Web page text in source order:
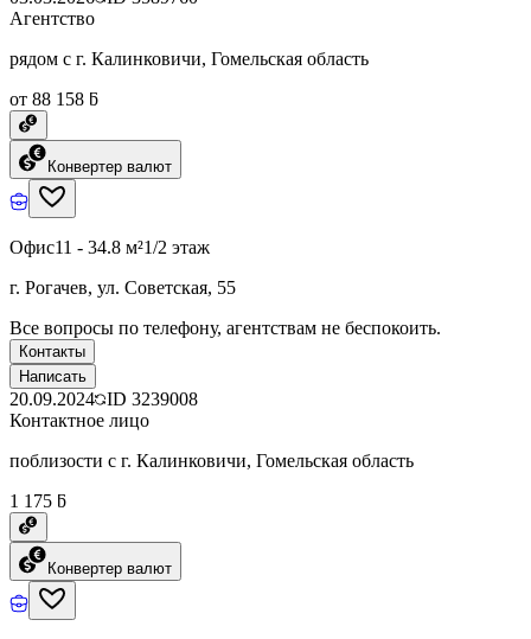
Агентство
рядом с г. Калинковичи, Гомельская область
от 88 158 ƃ
Конвертер валют
Офис11 - 34.8 м²1/2 этаж
г. Рогачев, ул. Советская, 55
Все вопросы по телефону, агентствам не беспокоить.
Контакты
Написать
20.09.2024 ID 3239008
Контактное лицо
поблизости с г. Калинковичи, Гомельская область
1 175 ƃ
Конвертер валют